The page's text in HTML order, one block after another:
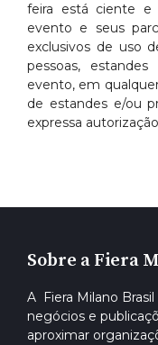
feira está ciente e
evento e seus
exclusivos de uso
pessoas,
evento, em
de estandes e/ou
expressa
Sobre a Fiera
A Fiera Milano
negócios e
aproximar